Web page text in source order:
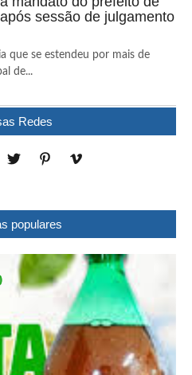
sessão de julgamento
que se estendeu por mais de
de...
Redes
populares